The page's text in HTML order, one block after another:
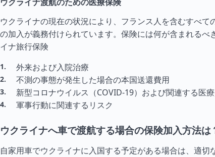
ウクライナの現在の状況により、フランス人を含むすべて
の加入が義務付けられています。保険には何が含まれるべ
イナ旅行保険
外来および入院治療
不測の事態が発生した場合の本国送還費用
新型コロナウイルス（COVID-19）および関連する医
軍事行動に関連するリスク
ウクライナへ車で渡航する場合の保険加入方法は
自家用車でウクライナに入国する予定がある場合は、適切